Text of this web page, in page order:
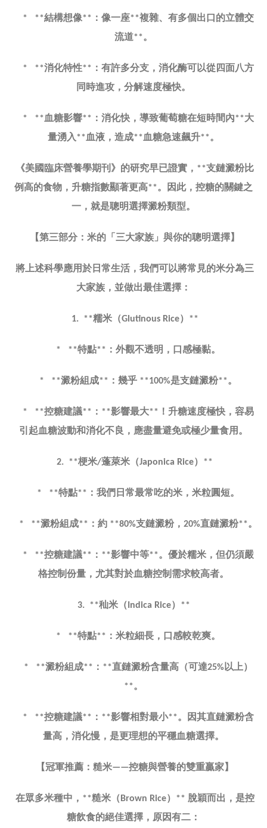
* **結構想像** ：像一座**複雜、有多個出口的立體交
流道**。
* **消化特性** ：有許多分支，消化酶可以從四面八方
同時進攻，分解速度極快。
* **血糖影響** ：消化快，導致葡萄糖在短時間內**大
量湧入**血液，造成**血糖急速飆升**。
《美國臨床營養學期刊》的研究早已證實， **支鏈澱粉比
例高的食物，升糖指數顯著更高**。因此，控糖的關鍵之
一，就是聰明選擇澱粉類型。
【第三部分：米的「三大家族」與你的聰明選擇】
將上述科學應用於日常生活，我們可以將常見的米分為三
大家族，並做出最佳選擇：
1. **糯米（Glutinous Rice） **
* **特點** ：外觀不透明，口感極黏。
* **澱粉組成** ：幾乎 **100%是支鏈澱粉**。
* **控糖建議** ： **影響最大** ！升糖速度極快，容易
引起血糖波動和消化不良，應盡量避免或極少量食用。
2. **梗米/蓬萊米（Japonica Rice） **
* **特點** ：我們日常最常吃的米，米粒圓短。
* **澱粉組成** ：約 **80%支鏈澱粉， 20%直鏈澱粉**。
* **控糖建議** ： **影響中等**。優於糯米，但仍須嚴
格控制份量，尤其對於血糖控制需求較高者。
3. **秈米（ Indica Rice） **
* **特點** ：米粒細長，口感較乾爽。
* **澱粉組成** ： **直鏈澱粉含量高（可達25%以上）
**。
* **控糖建議** ： **影響相對最小**。因其直鏈澱粉含
量高，消化慢，是更理想的平穩血糖選擇。
【冠軍推薦：糙米——控糖與營養的雙重贏家】
在眾多米種中， **糙米（ Brown Rice） ** 脫穎而出，是控
糖飲食的絕佳選擇，原因有二：